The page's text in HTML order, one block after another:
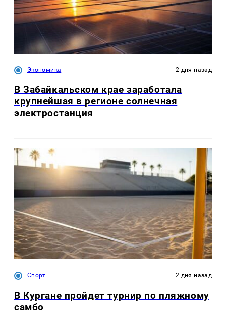
Экономика 2 дня назад
В Забайкальском крае заработала
крупнейшая в регионе солнечная
электростанция
Спорт 2 дня назад
В Кургане пройдет турнир по пляжному
самбо